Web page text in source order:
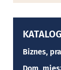
Biznes,